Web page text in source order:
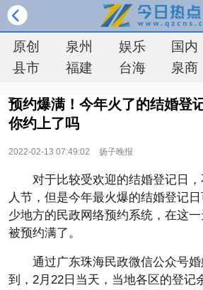
原创 泉州 娱乐 国内
县市
福建 台海 泉商
预约爆满！今年火了的结婚登
你约上了吗
2022-02-13 07:49:02 扬子晚报
对于比较受欢迎的结婚登记日
人节，但是今年最火爆的结婚登记
少地方的民政网络预约系统，在这
被预约满了。
通过广东珠海民政微信公众号
到，2月22日当天，当地各区的登记